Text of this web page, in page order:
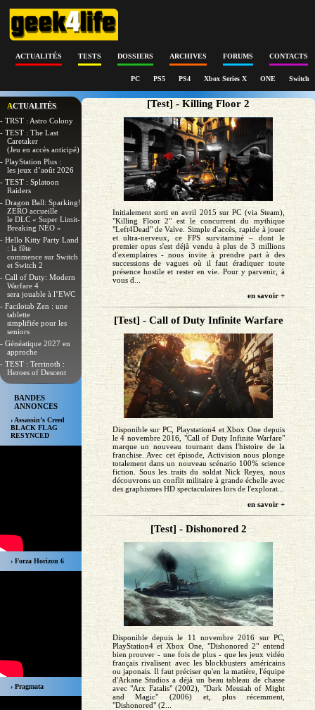
ACTUALITÉS TESTS DOSSIERS ARCHIVES FORUMS CONTACTS
PC PS5 PS4 Xbox Series X ONE Switch
ACTUALITÉS
- TRST : Astro Colony
- TEST : The Last
Caretaker
(Jeu en accès anticipé)
- PlayStation Plus :
les jeux d’août 2026
- TEST : Splatoon
Raiders
- Dragon Ball: Sparking!
ZERO accueille
le DLC « Super Limit-
Breaking NEO »
- Hello Kitty Party Land
: la fête
commence sur Switch
et Switch 2
- Call of Duty: Modern
Warfare 4
sera jouable à l’EWC
- Facilotab Zen : une
tablette
simplifiée pour les
seniors
- Généatique 2027 en
approche
- TEST : Terrinoth :
Heroes of Descent
BANDES
ANNONCES
› Assassin’s Creed
BLACK FLAG
RESYNCED
› Forza Horizon 6
› Pragmata
[Test] - Killing Floor 2
Initialement sorti en avril 2015 sur PC (via Steam),
"Killing Floor 2" est le concurrent du mythique
"Left4Dead" de Valve. Simple d'accès, rapide à jouer
et ultra-nerveux, ce FPS survitaminé – dont le
premier opus s'est déjà vendu à plus de 3 millions
d'exemplaires - nous invite à prendre part à des
successions de vagues où il faut éradiquer toute
présence hostile et rester en vie. Pour y parvenir, à
vous d...
en savoir +
[Test] - Call of Duty Infinite Warfare
Disponible sur PC, Playstation4 et Xbox One depuis
le 4 novembre 2016, "Call of Duty Infinite Warfare"
marque un nouveau tournant dans l'histoire de la
franchise. Avec cet épisode, Activision nous plonge
totalement dans un nouveau scénario 100% science
fiction. Sous les traits du soldat Nick Reyes, nous
découvrons un conflit militaire à grande échelle avec
des graphismes HD spectaculaires lors de l'explorat...
en savoir +
[Test] - Dishonored 2
Disponible depuis le 11 novembre 2016 sur PC,
PlayStation4 et Xbox One, "Dishonored 2" entend
bien prouver - une fois de plus - que les jeux vidéo
français rivalisent avec les blockbusters américains
ou japonais. Il faut préciser qu'en la matière, l'équipe
d'Arkane Studios a déjà un beau tableau de chasse
avec "Arx Fatalis" (2002), "Dark Messiah of Might
and Magic" (2006) et, plus récemment,
"Dishonored" (2...